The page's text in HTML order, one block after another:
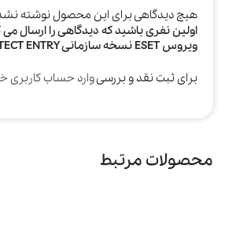
هیچ دیدگاهی برای این محصول نوشته
اولین نفری باشید که دیدگاهی را ارسال می
ویروس ESET نسخه سازمانی PROTECT ENTRY”
برای ثبت نقد و بررسیوارد حساب کاربری
محصولات مرتبط